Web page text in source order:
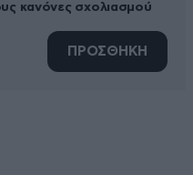
κανόνες σχολιασμού
ΠΡΟΣΘΗΚΗ